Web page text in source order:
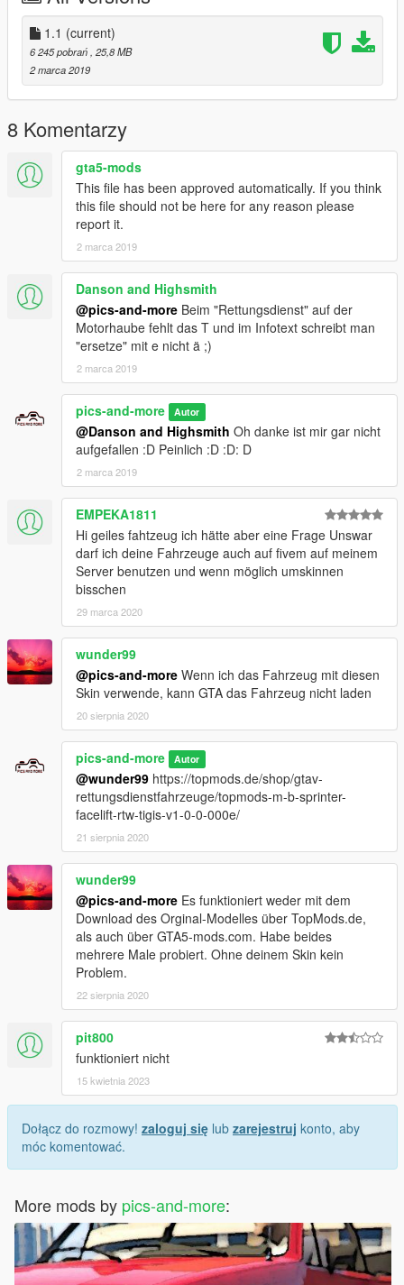
Version 1.0.1
Änderung :
T bei Rettungsdienst hinzugefügt
MODEL: (TopMods ©)
SKIN: Pics and More
1.1 (current)
6 245 pobrań , 25,8 MB
2 marca 2019
8 Komentarzy
gta5-mods
This file has been approved automatically. If you think
this file should not be here for any reason please
report it.
2 marca 2019
Danson and Highsmith
@pics-and-more Beim "Rettungsdienst" auf der
Motorhaube fehlt das T und im Infotext schreibt man
"ersetze" mit e nicht ä ;)
2 marca 2019
pics-and-more Autor
@Danson and Highsmith Oh danke ist mir gar nicht
aufgefallen :D Peinlich :D :D: D
2 marca 2019
EMPEKA1811
Hi geiles fahtzeug ich hätte aber eine Frage Unswar
darf ich deine Fahrzeuge auch auf fivem auf meinem
Server benutzen und wenn möglich umskinnen
bisschen
29 marca 2020
wunder99
@pics-and-more Wenn ich das Fahrzeug mit diesen
Skin verwende, kann GTA das Fahrzeug nicht laden
20 sierpnia 2020
pics-and-more Autor
@wunder99 https://topmods.de/shop/gtav-
rettungsdienstfahrzeuge/topmods-m-b-sprinter-
facelift-rtw-tigis-v1-0-0-000e/
21 sierpnia 2020
wunder99
@pics-and-more Es funktioniert weder mit dem
Download des Orginal-Modelles über TopMods.de,
als auch über GTA5-mods.com. Habe beides
mehrere Male probiert. Ohne deinem Skin kein
Problem.
22 sierpnia 2020
pit800
funktioniert nicht
15 kwietnia 2023
Dołącz do rozmowy! zaloguj się lub zarejestruj konto, aby
móc komentować.
More mods by pics-and-more: